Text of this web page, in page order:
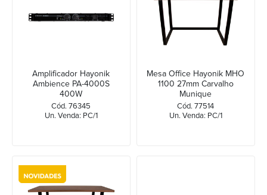
Amplificador Hayonik
Ambience PA-4000S
400W
Cód. 76345
Un. Venda: PC/1
Mesa Office Hayonik MHO
1100 27mm Carvalho
Munique
Cód. 77514
Un. Venda: PC/1